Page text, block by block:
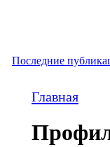
Последние
Главная